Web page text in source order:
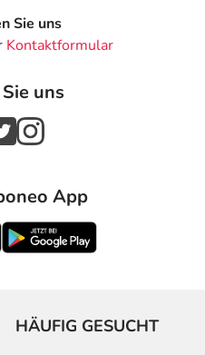
Sie uns
Kontaktformular
uns
App
HÄUFIG GESUCHT